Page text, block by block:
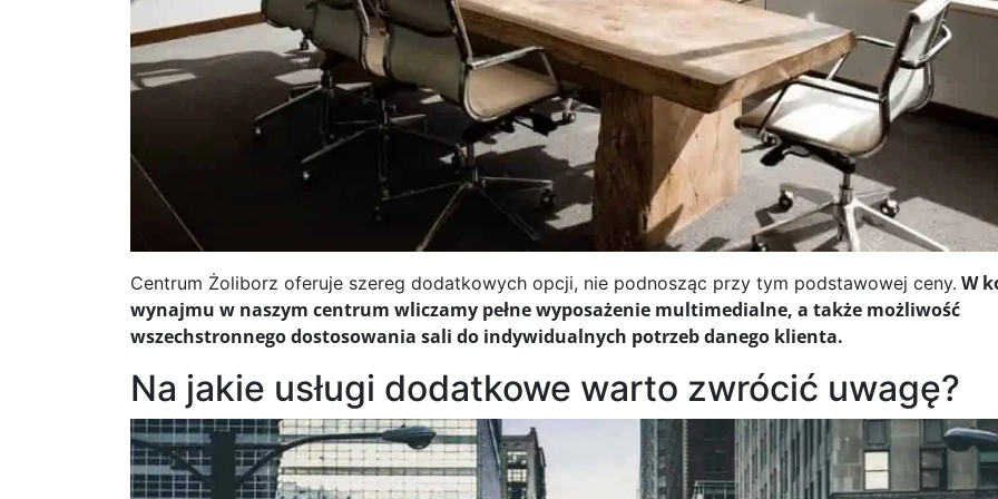
Centrum Żoliborz oferuje szereg dodatkowych opcji, nie podnosząc przy tym podstawowej ceny. W
wynajmu w naszym centrum wliczamy pełne wyposażenie multimedialne, a także możliwość
wszechstronnego dostosowania sali do indywidualnych potrzeb danego klienta.
Na jakie usługi dodatkowe warto zwrócić uwagę?